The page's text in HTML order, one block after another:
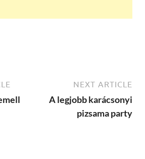
NEXT ARTICLE
A legjobb karácsonyi
pizsama party